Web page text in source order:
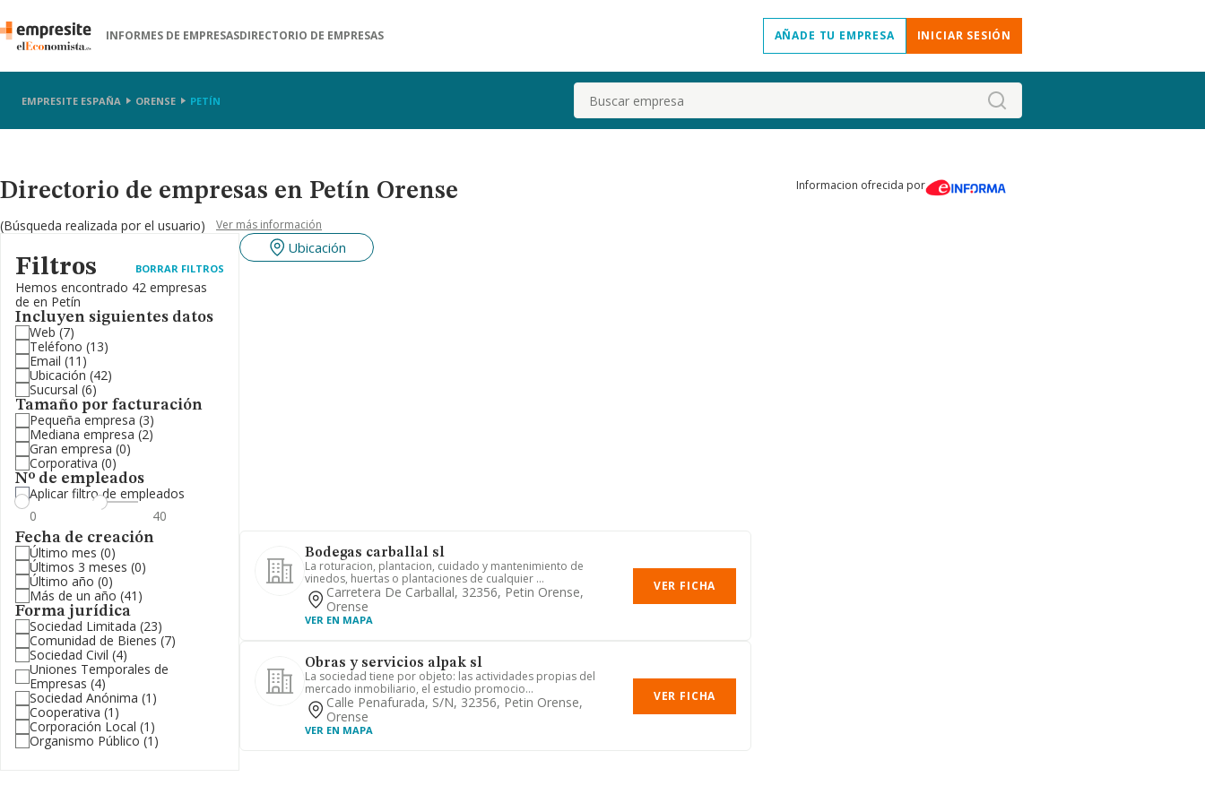
INFORMES DE EMPRESASDIRECTORIO DE EMPRESAS AÑADE TU EMPRESA INICIAR SESIÓN
EMPRESITE ESPAÑA ORENSE PETÍN Buscar
Directorio de empresas en Petín Orense
(Búsqueda realizada por el usuario) Ver más información
Filtros BORRAR FILTROS
Hemos encontrado 42 empresas
de en Petín
Incluyen siguientes datos
Web (7)
Teléfono (13)
Email (11)
Ubicación (42)
Sucursal (6)
Tamaño por facturación
Pequeña empresa (3)
Mediana empresa (2)
Gran empresa (0)
Corporativa (0)
Nº de empleados
Aplicar filtro de empleados
Fecha de creación
Último mes (0)
Últimos 3 meses (0)
Último año (0)
Más de un año (41)
Forma jurídica
Sociedad Limitada (23)
Comunidad de Bienes (7)
Sociedad Civil (4)
Uniones Temporales de
Empresas (4)
Sociedad Anónima (1)
Cooperativa (1)
Corporación Local (1)
Organismo Público (1)
Ubicación
Bodegas carballal sl
La roturacion, plantacion, cuidado y mantenimiento de
vinedos, huertas o plantaciones de cualquier ...
Carretera De Carballal, 32356, Petin Orense,
Orense
VER EN MAPA
VER FICHA
Obras y servicios alpak sl
La sociedad tiene por objeto: las actividades propias del
mercado inmobiliario, el estudio promocio...
Calle Penafurada, S/n, 32356, Petin Orense,
Orense
VER EN MAPA
VER FICHA
Informacion ofrecida por